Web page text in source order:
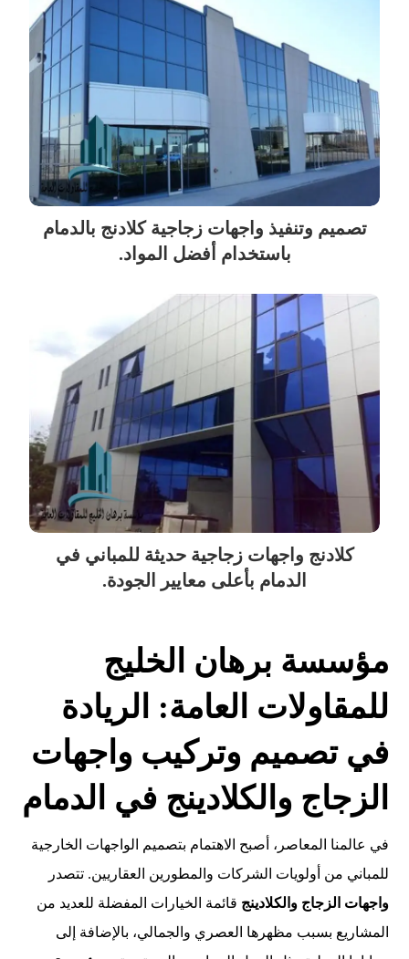
تصميم وتنفيذ واجهات زجاجية كلادنج بالدمام
باستخدام أفضل المواد.
كلادنج واجهات زجاجية حديثة للمباني في
الدمام بأعلى معايير الجودة.
مؤسسة برهان الخليج
للمقاولات العامة: الريادة
في تصميم وتركيب واجهات
الزجاج والكلادينج في الدمام
في عالمنا المعاصر، أصبح الاهتمام بتصميم الواجهات الخارجية
للمباني من أولويات الشركات والمطورين العقاريين. تتصدر
واجهات الزجاج والكلادينج قائمة الخيارات المفضلة للعديد من
المشاريع بسبب مظهرها العصري والجمالي، بالإضافة إلى